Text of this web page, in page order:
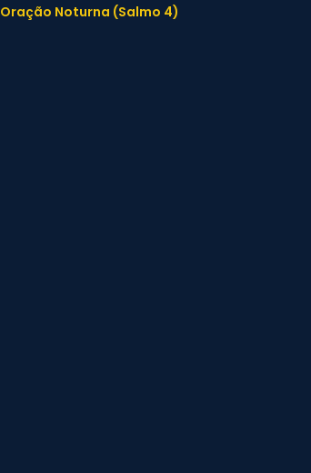
Oração Noturna (Salmo 4)